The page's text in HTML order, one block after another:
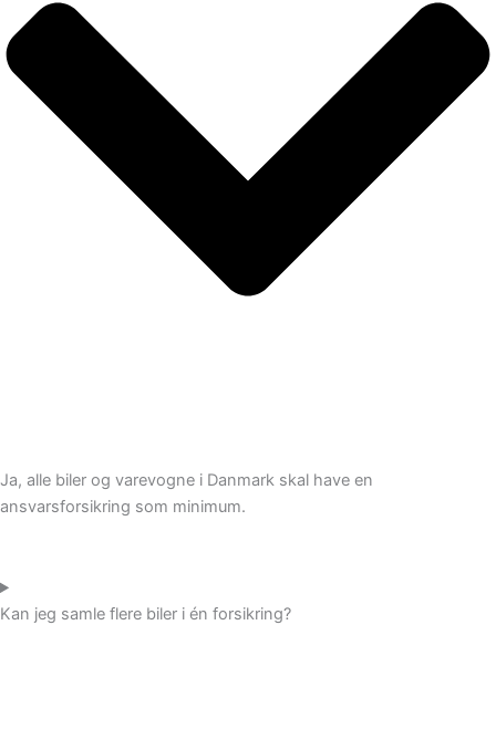
Ja, alle biler og varevogne i Danmark skal have en
ansvarsforsikring som minimum.
Kan jeg samle flere biler i én forsikring?